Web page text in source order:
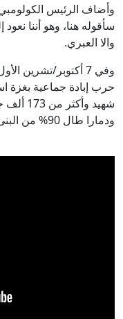
وأضاف الرئيس
سأقوله هنا، وهو أننا
والا العبري.
شهيد
ودمارا طال 90% من البنى التحتية.